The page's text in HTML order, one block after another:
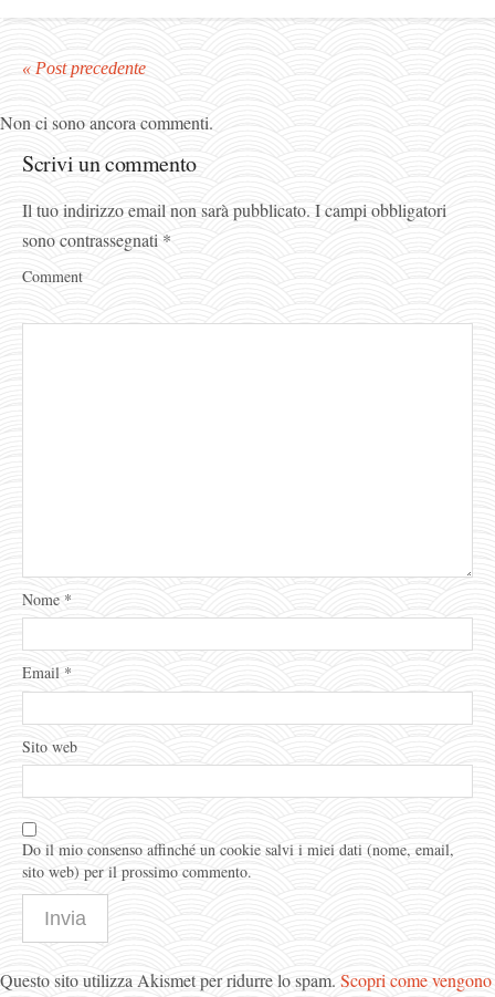
« Post precedente
Non ci sono ancora commenti.
Scrivi un commento
Il tuo indirizzo email non sarà pubblicato. I campi obbligatori
sono contrassegnati *
Comment
Nome *
Email *
Sito web
Do il mio consenso affinché un cookie salvi i miei dati (nome, email,
sito web) per il prossimo commento.
Questo sito utilizza Akismet per ridurre lo spam. Scopri come vengono